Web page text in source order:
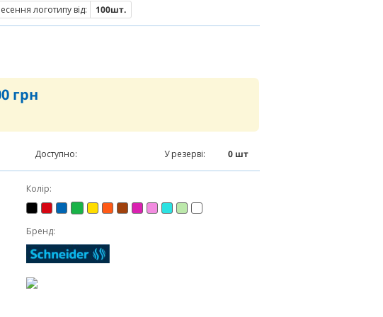
логотипу від: 100шт.
грн
Доступно: У резерві: 0шт
Колір:
Бренд: